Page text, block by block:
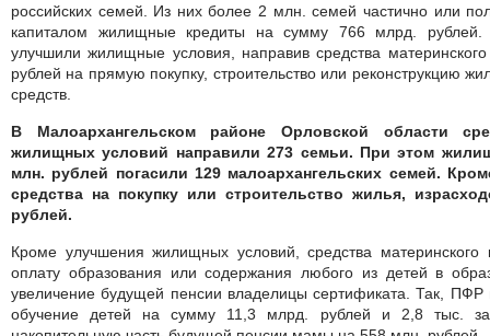
российских семей. Из них более 2 млн. семей частично или
капиталом жилищные кредиты на сумму 766 млрд.
улучшили жилищные условия, направив средства
рублей на прямую покупку, строительство или реконструкцию
средств.
В Малоархангельском районе Орловской области
жилищных условий направили 273 семьи. При этом
млн. рублей погасили 129 малоархангельских семей.
средства на покупку или строительство жилья,
рублей.
Кроме улучшения жилищных условий, средства
оплату образования или содержания любого из детей в
увеличение будущей пенсии владелицы сертификата. Так, ПФР
обучение детей на сумму 11,3 млрд. рублей и 2,8 тыс.